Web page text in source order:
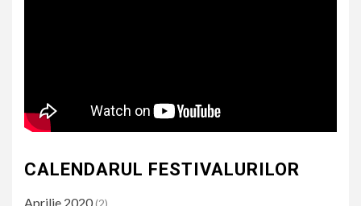
CALENDARUL FESTIVALURILOR
Aprilie 2020(2)